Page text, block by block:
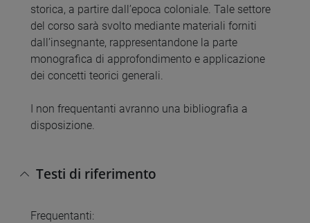
storica, a partire dall’epoca coloniale. Tale settore
del corso sarà svolto mediante materiali forniti
dall’insegnante, rappresentandone la parte
monografica di approfondimento e applicazione
dei concetti teorici generali.
I non frequentanti avranno una bibliografia a
disposizione.
Testi di riferimento
Frequentanti: